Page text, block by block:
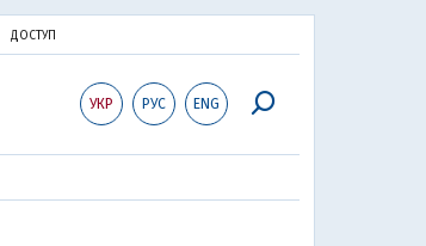
ДОСТУП
УКР РУС ENG